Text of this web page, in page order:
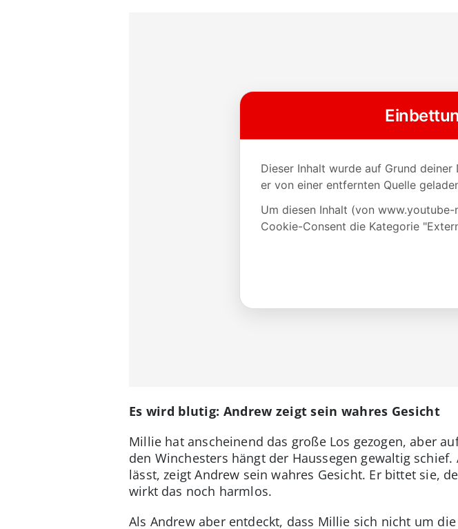
Es wird blutig: Andrew zeigt sein wahres Gesicht
Millie hat anscheinend das große Los gezogen, aber
den Winchesters hängt der Haussegen gewaltig
lässt, zeigt Andrew sein wahres Gesicht. Er bittet sie,
wirkt das noch harmlos.
Als Andrew aber entdeckt, dass Millie sich nicht um